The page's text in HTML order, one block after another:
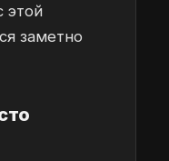
этой
заметно